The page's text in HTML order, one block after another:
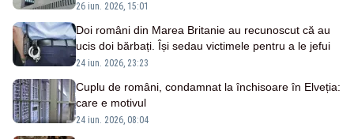
26 iun. 2026, 15:01
Doi români din Marea Britanie au recunoscut că au
ucis doi bărbați. Își sedau victimele pentru a le jefui
24 iun. 2026, 23:23
Cuplu de români, condamnat la închisoare în Elveția:
care e motivul
24 iun. 2026, 08:04